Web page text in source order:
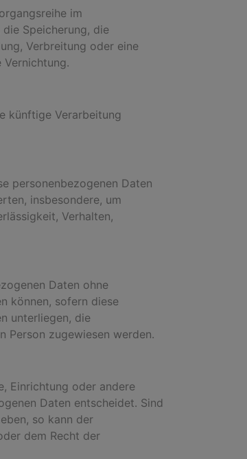
im
Speicherung, die
Verbreitung oder eine
künftige Verarbeitung
personenbezogenen Daten
insbesondere, um
Verhalten,
Daten ohne
können, sofern diese
unterliegen, die
Person zugewiesen werden.
Einrichtung oder andere
Daten entscheidet. Sind
so kann der
dem Recht der